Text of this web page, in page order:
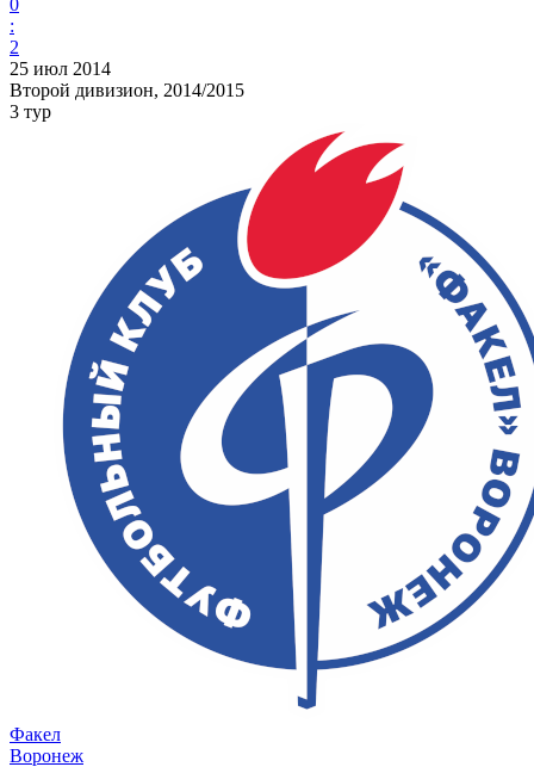
0
:
2
25 июл 2014
Второй дивизион, 2014/2015
3 тур
Факел
Воронеж